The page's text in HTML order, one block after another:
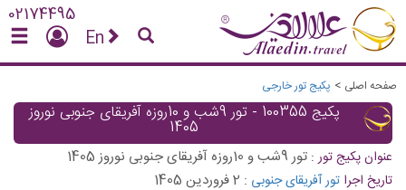
02174495
En
صفحه اصلی > پکیج تور خارجی
پکیج 100355 - تور 9شب و 10روزه آفریقای جنوبی نوروز
1405
عنوان پکیج تور : تور 9شب و 10روزه آفریقای جنوبی نوروز 1405
تاریخ اجرا تور آفریقای جنوبی : 2 فروردین 1405